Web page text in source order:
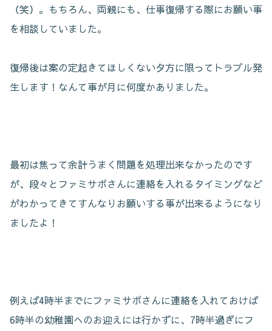
（笑）。もちろん、両親にも、仕事復帰する際にお願い事
を相談していました。
復帰後は案の定起きてほしくない夕方に限ってトラブル発
生します！なんて事が月に何度かありました。
最初は焦って余計うまく問題を処理出来なかったのです
が、段々とファミサポさんに連絡を入れるタイミングなど
がわかってきてすんなりお願いする事が出来るようになり
ましたよ！
例えば4時半までにファミサポさんに連絡を入れておけば
6時半の幼稚園へのお迎えには行かずに、7時半過ぎにフ